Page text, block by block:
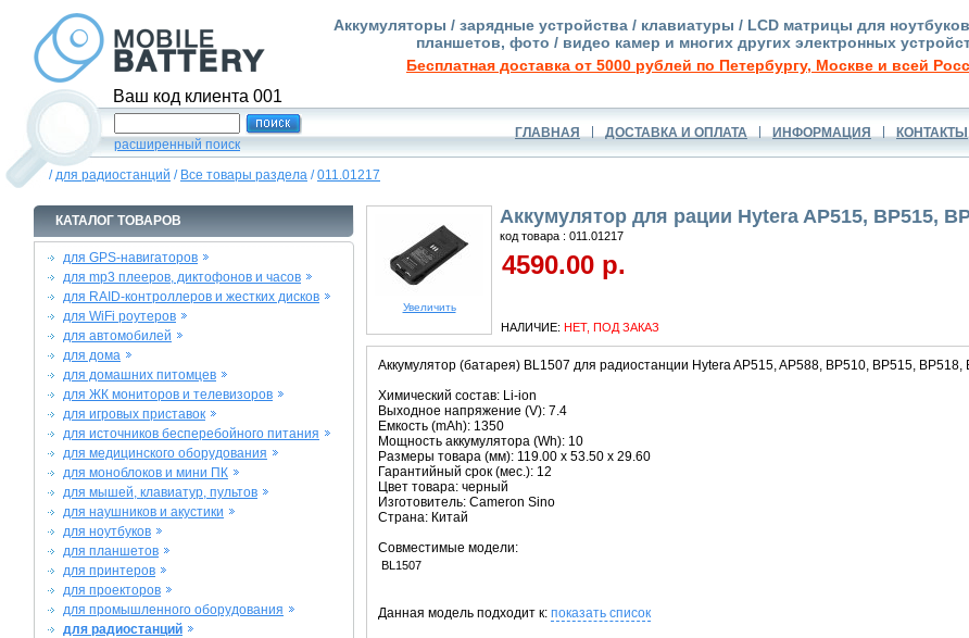
Ваш код клиента 001
Аккумуляторы / зарядные устройства / клавиатуры / LCD матрицы для
планшетов, фото / видео камер и многих других электронных
Бесплатная доставка от 5000 рублей по Петербургу, Москве и всей
расширенный поиск
ГЛАВНАЯ ДОСТАВКА И ОПЛАТА ИНФОРМАЦИЯ КОНТАКТЫ
/для радиостанций / Все товары раздела /011.01217
КАТАЛОГ ТОВАРОВ
для GPS-навигаторов
для mp3 плееров, диктофонов и часов
для RAID-контроллеров и жестких дисков
для WiFi роутеров
для автомобилей
для дома
для домашних питомцев
для ЖК мониторов и телевизоров
для игровых приставок
для источников бесперебойного питания
для медицинского оборудования
для моноблоков и мини ПК
для мышей, клавиатур, пультов
для наушников и акустики
для ноутбуков
для планшетов
для принтеров
для проекторов
для промышленного оборудования
для радиостанций
Увеличить
Аккумулятор для рации Hytera AP515, BP515,
код товара : 011.01217
4590.00 р.
НАЛИЧИЕ: НЕТ, ПОД ЗАКАЗ
Аккумулятор (батарея) BL1507 для радиостанции Hytera AP515, AP588, BP510, BP515, BP518,
Химический состав: Li-ion
Выходное напряжение (V): 7.4
Емкость (mAh): 1350
Мощность аккумулятора (Wh): 10
Размеры товара (мм): 119.00 x 53.50 x 29.60
Гарантийный срок (мес.): 12
Цвет товара: черный
Изготовитель: Cameron Sino
Страна: Китай
Совместимые модели:
BL1507
Данная модель подходит к: показать список